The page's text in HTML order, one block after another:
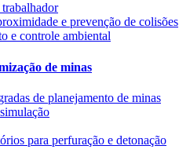
e prevenção de colisões
e controle ambiental
de minas
de planejamento de minas
para perfuração e detonação